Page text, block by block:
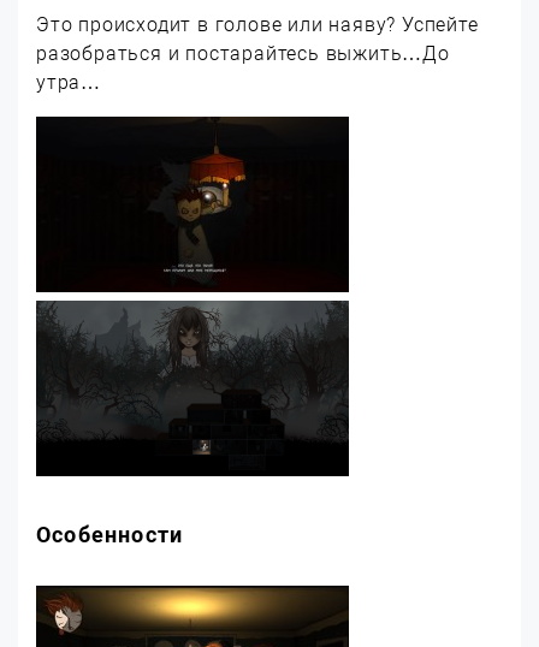
Это происходит в голове или наяву? Успейте
разобраться и постарайтесь выжить…До
утра…
Особенности